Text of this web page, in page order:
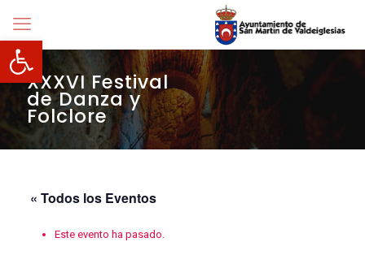
Abrir barra de herramientas
XXXVI Festival
de Danza y
Folclore
« Todos los Eventos
Este evento ha pasado.